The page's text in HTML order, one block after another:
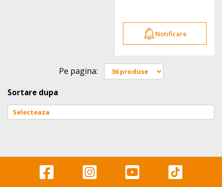
Notificare
Pe pagina:
Sortare dupa